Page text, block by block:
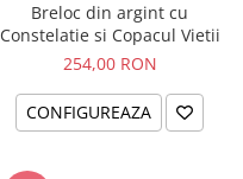
Breloc din argint cu
Constelatie si Copacul Vietii
254,00 RON
CONFIGUREAZA